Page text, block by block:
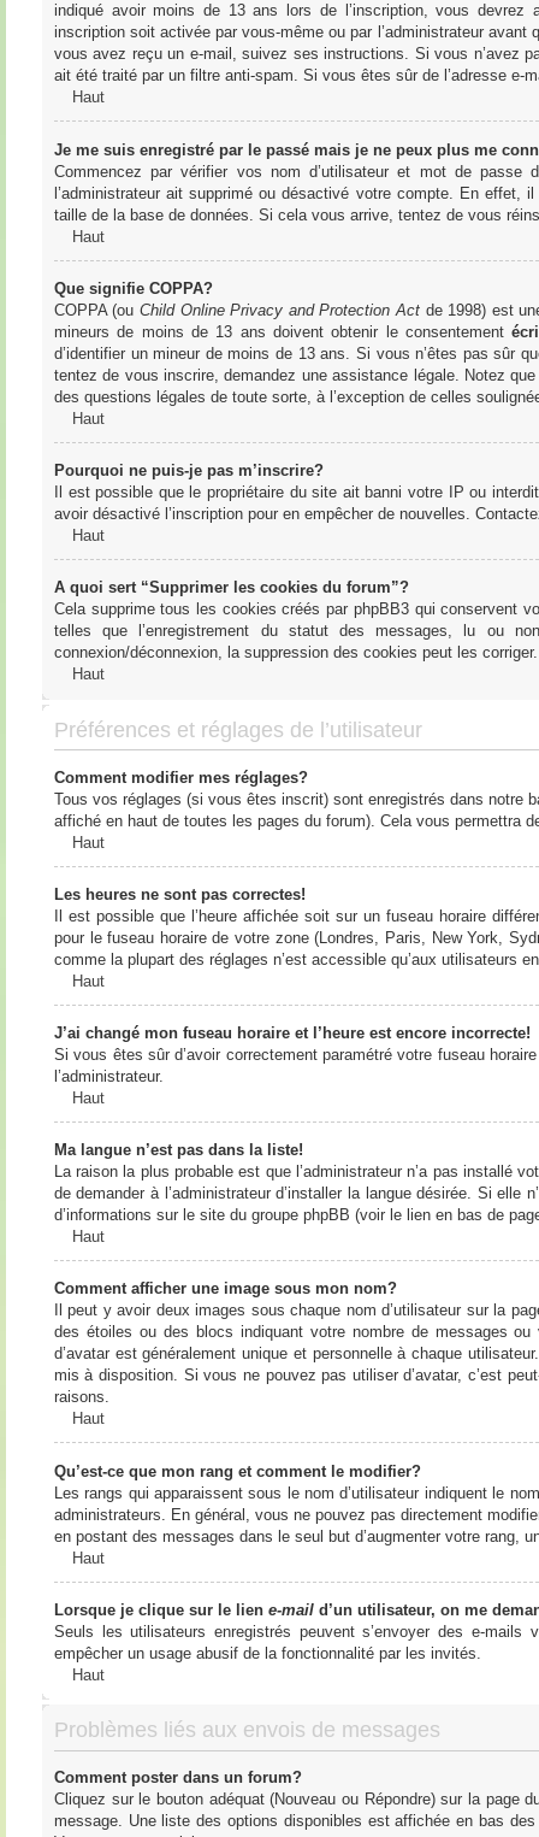
indiqué avoir moins de 13 ans lors de l’inscription, vous
inscription soit activée par vous-même ou par l’administrateur
vous avez reçu un e-mail, suivez ses instructions. Si vous n’avez
ait été traité par un filtre anti-spam. Si vous êtes sûr de l’adresse e-
Haut
Je me suis enregistré par le passé mais je ne peux plus me
Commencez par vérifier vos nom d’utilisateur et mot de
l’administrateur ait supprimé ou désactivé votre compte. En effet,
taille de la base de données. Si cela vous arrive, tentez de vous
Haut
Que signifie COPPA?
COPPA (ouChild Online Privacy and Protection Act de 1998) est
mineurs de moins de 13 ans doivent obtenir le consentement
d’identifier un mineur de moins de 13 ans. Si vous n’êtes pas sûr
tentez de vous inscrire, demandez une assistance légale. Notez
des questions légales de toute sorte, à l’exception de celles
Haut
Pourquoi ne puis-je pas m’inscrire?
Il est possible que le propriétaire du site ait banni votre IP ou
avoir désactivé l’inscription pour en empêcher de nouvelles.
Haut
A quoi sert “Supprimer les cookies du forum”?
Cela supprime tous les cookies créés par phpBB3 qui conservent
telles que l’enregistrement du statut des messages, lu ou
connexion/déconnexion, la suppression des cookies peut les corriger.
Haut
Préférences et réglages de l’utilisateur
Comment modifier mes réglages?
Tous vos réglages (si vous êtes inscrit) sont enregistrés dans notre
affiché en haut de toutes les pages du forum). Cela vous permettra
Haut
Les heures ne sont pas correctes!
Il est possible que l’heure affichée soit sur un fuseau horaire
pour le fuseau horaire de votre zone (Londres, Paris, New York,
comme la plupart des réglages n’est accessible qu’aux utilisateurs
Haut
J’ai changé mon fuseau horaire et l’heure est encore incorrecte!
Si vous êtes sûr d’avoir correctement paramétré votre fuseau
l’administrateur.
Haut
Ma langue n’est pas dans la liste!
La raison la plus probable est que l’administrateur n’a pas installé
de demander à l’administrateur d’installer la langue désirée. Si
d’informations sur le site du groupe phpBB (voir le lien en bas de
Haut
Comment afficher une image sous mon nom?
Il peut y avoir deux images sous chaque nom d’utilisateur sur la
des étoiles ou des blocs indiquant votre nombre de messages
d’avatar est généralement unique et personnelle à chaque
mis à disposition. Si vous ne pouvez pas utiliser d’avatar, c’est
raisons.
Haut
Qu’est-ce que mon rang et comment le modifier?
Les rangs qui apparaissent sous le nom d’utilisateur indiquent le
administrateurs. En général, vous ne pouvez pas directement
en postant des messages dans le seul but d’augmenter votre rang,
Haut
Lorsque je clique sur le lien e-maild’un utilisateur, on me
Seuls les utilisateurs enregistrés peuvent s’envoyer des e-
empêcher un usage abusif de la fonctionnalité par les invités.
Haut
Problèmes liés aux envois de messages
Comment poster dans un forum?
Cliquez sur le bouton adéquat (Nouveau ou Répondre) sur la page
message. Une liste des options disponibles est affichée en bas